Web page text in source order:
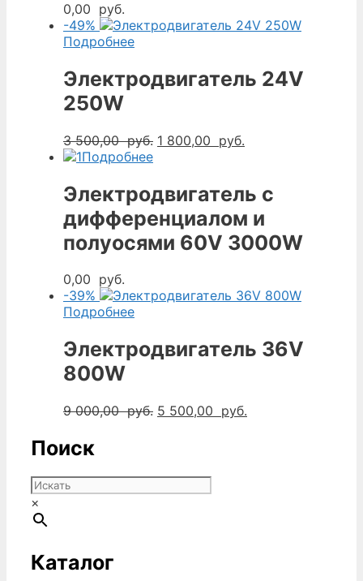
0,00 руб.
-49%
Подробнее
Электродвигатель 24V
250W
3 500,00руб. Первоначальная
3
500,00
руб..
1 800,00 руб.
800,00
руб..
Подробнее
Электродвигатель с
дифференциалом и
полуосями 60V 3000W
0,00 руб.
-39%
Подробнее
Электродвигатель 36V
800W
9 000,00руб. Первоначальная
000,00
руб..
5 500,00 руб.
Поиск
×
Каталог